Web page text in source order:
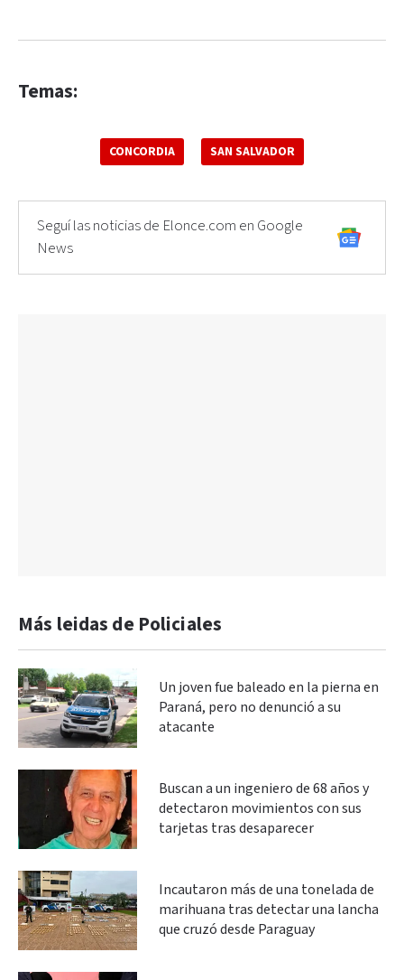
Temas:
CONCORDIA SAN SALVADOR
Seguí las noticias de Elonce.com en Google
News
Más leidas de Policiales
Un joven fue baleado en la pierna en
Paraná, pero no denunció a su
atacante
Buscan a un ingeniero de 68 años y
detectaron movimientos con sus
tarjetas tras desaparecer
Incautaron más de una tonelada de
marihuana tras detectar una lancha
que cruzó desde Paraguay